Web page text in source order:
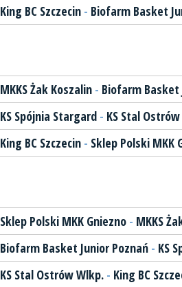
King BC Szczecin - Biofarm Basket
MKKS Żak Koszalin - Biofarm Basket
KS Spójnia Stargard - KS Stal
King BC Szczecin - Sklep Polski MKK
Sklep Polski MKK Gniezno - MKKS
Biofarm Basket Junior Poznań - KS
KS Stal Ostrów Wlkp. - King BC